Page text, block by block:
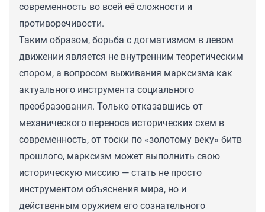
современность во всей её сложности и
противоречивости.
Таким образом, борьба с догматизмом в левом
движении является не внутренним теоретическим
спором, а вопросом выживания марксизма как
актуального инструмента социального
преобразования. Только отказавшись от
механического переноса исторических схем в
современность, от тоски по «золотому веку» битв
прошлого, марксизм может выполнить свою
историческую миссию — стать не просто
инструментом объяснения мира, но и
действенным оружием его сознательного